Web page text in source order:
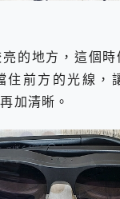
的地方，這個
住前方的光線，
加清晰。